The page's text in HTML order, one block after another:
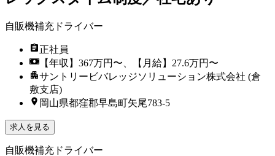
自販機補充ドライバー
正社員
【年収】367万円〜、【月給】27.6万円〜
サントリービバレッジソリューション株式会社 (倉
敷支店)
岡山県都窪郡早島町矢尾783-5
求人を見る
自販機補充ドライバー